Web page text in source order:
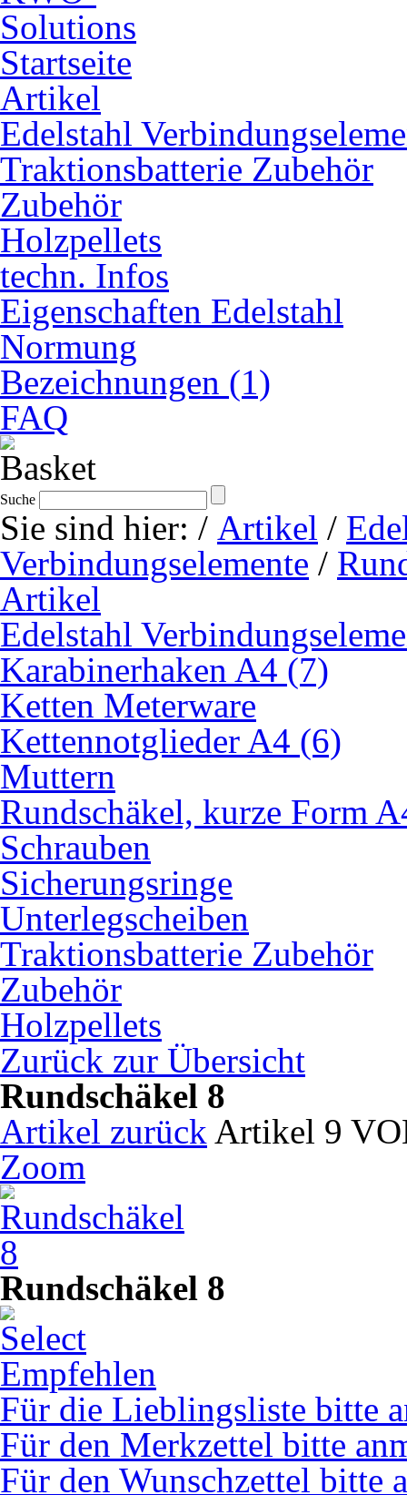
Startseite
Artikel
Edelstahl
Traktionsbatterie Zubehör
Zubehör
Holzpellets
techn. Infos
Eigenschaften Edelstahl
Normung
Bezeichnungen (1)
FAQ
Suche
Sie sind hier: / Artikel /
Verbindungselemente /
Artikel
Edelstahl
Karabinerhaken A4 (7)
Ketten Meterware
Kettennotglieder A4 (6)
Muttern
Rundschäkel, kurze Form
Schrauben
Sicherungsringe
Unterlegscheiben
Traktionsbatterie Zubehör
Zubehör
Holzpellets
Zurück zur Übersicht
Rundschäkel 8
Artikel zurück Artikel 9
Zoom
Rundschäkel 8
Empfehlen
Für die Lieblingsliste bitte
Für den Merkzettel bitte
Für den Wunschzettel bitte